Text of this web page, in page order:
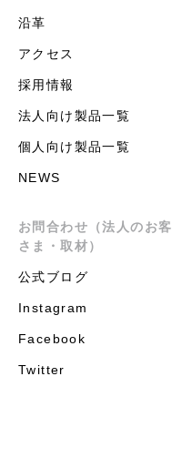
沿革
アクセス
採用情報
法人向け製品一覧
個人向け製品一覧
NEWS
お問合わせ（法人のお客
さま・取材）
公式ブログ
Instagram
Facebook
Twitter